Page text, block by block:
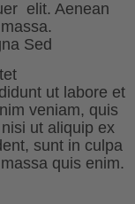
elit. Aenean
Sed
ut labore et
veniam, quis
ut aliquip ex
sunt in culpa
quis enim.